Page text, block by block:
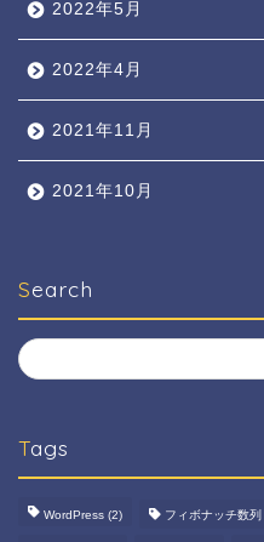
2022年5月
2022年4月
2021年11月
2021年10月
Search
Tags
WordPress (2) フィボナッチ数列